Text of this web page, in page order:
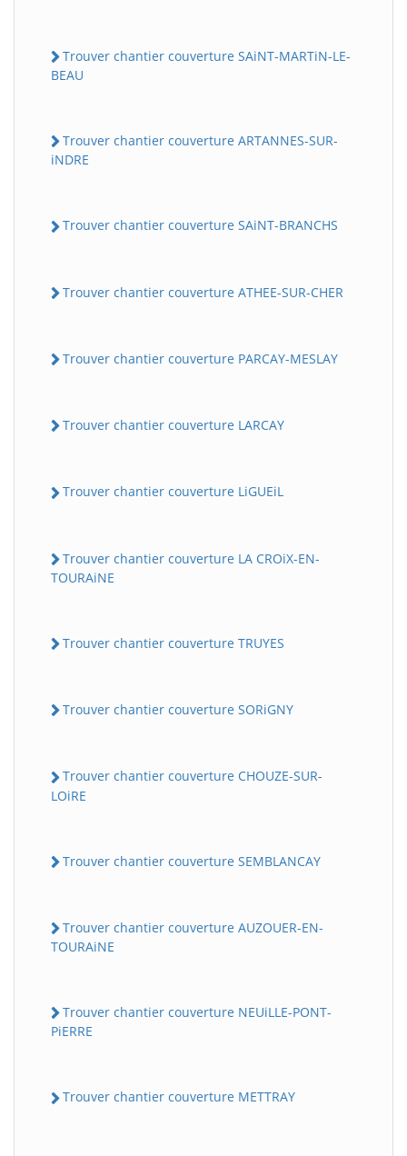
Trouver chantier couverture SAiNT-MARTiN-LE-
BEAU
Trouver chantier couverture ARTANNES-SUR-
iNDRE
Trouver chantier couverture SAiNT-BRANCHS
Trouver chantier couverture ATHEE-SUR-CHER
Trouver chantier couverture PARCAY-MESLAY
Trouver chantier couverture LARCAY
Trouver chantier couverture LiGUEiL
Trouver chantier couverture LA CROiX-EN-
TOURAiNE
Trouver chantier couverture TRUYES
Trouver chantier couverture SORiGNY
Trouver chantier couverture CHOUZE-SUR-
LOiRE
Trouver chantier couverture SEMBLANCAY
Trouver chantier couverture AUZOUER-EN-
TOURAiNE
Trouver chantier couverture NEUiLLE-PONT-
PiERRE
Trouver chantier couverture METTRAY